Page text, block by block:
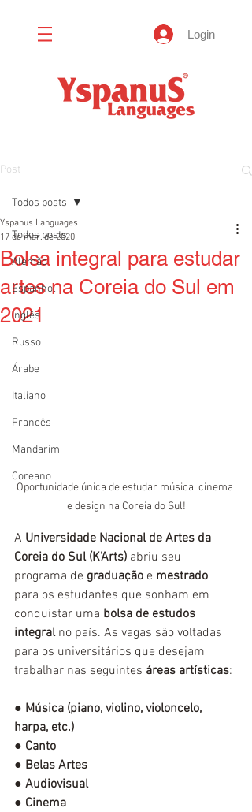
Login
Post
Todos posts
Alemão
Espanhol
Inglês
Russo
Árabe
Italiano
Francês
Mandarim
Coreano
Todos posts
Bolsa integral para estudar
artes na Coreia do Sul em
2021
Yspanus Languages
17 de mar. de 2020
Oportunidade única de estudar música, cinema
e design na Coreia do Sul!
A Universidade Nacional de Artes da
Coreia do Sul (K’Arts) abriu seu
programa de graduação e mestrado
para os estudantes que sonham em
conquistar uma bolsa de estudos
integral no país. As vagas são voltadas
para os universitários que desejam
trabalhar nas seguintes áreas artísticas:
● Música (piano, violino, violoncelo,
harpa, etc.)
● Canto
● Belas Artes
● Audiovisual
● Cinema